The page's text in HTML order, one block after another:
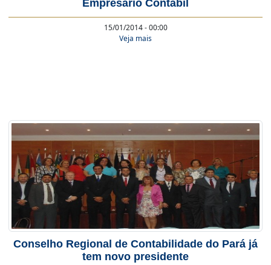
Empresário Contábil
15/01/2014 - 00:00
Veja mais
Conselho Regional de Contabilidade do Pará já
tem novo presidente